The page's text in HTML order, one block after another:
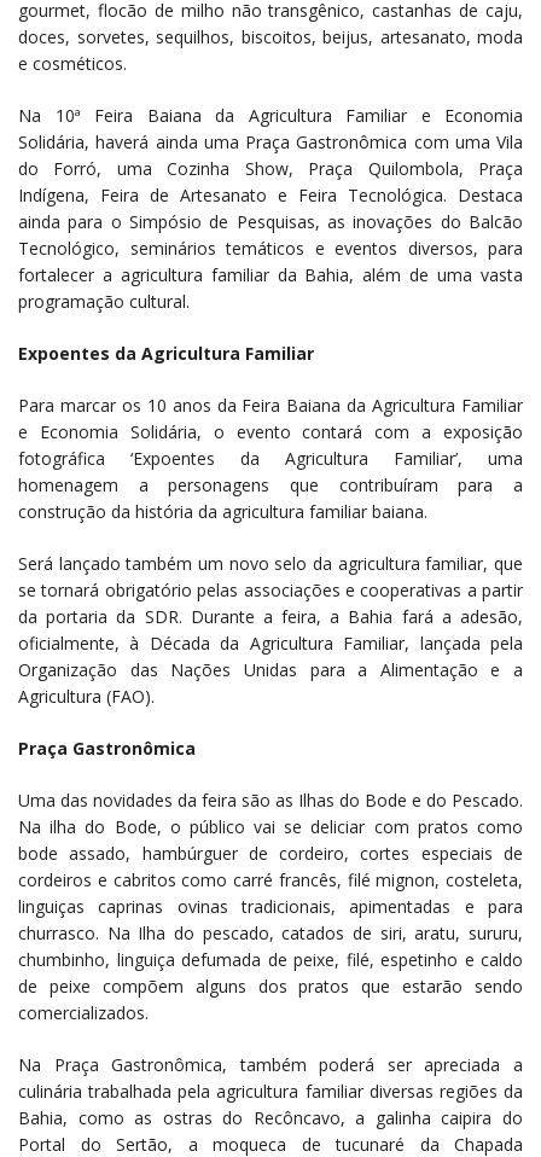
gourmet, flocão de milho não transgênico, castanhas de caju,
doces, sorvetes, sequilhos, biscoitos, beijus, artesanato, moda
e cosméticos.
Na 10ª Feira Baiana da Agricultura Familiar e Economia
Solidária, haverá ainda uma Praça Gastronômica com uma Vila
do Forró, uma Cozinha Show, Praça Quilombola, Praça
Indígena, Feira de Artesanato e Feira Tecnológica. Destaca
ainda para o Simpósio de Pesquisas, as inovações do Balcão
Tecnológico, seminários temáticos e eventos diversos, para
fortalecer a agricultura familiar da Bahia, além de uma vasta
programação cultural.
Expoentes da Agricultura Familiar
Para marcar os 10 anos da Feira Baiana da Agricultura Familiar
e Economia Solidária, o evento contará com a exposição
fotográfica ‘Expoentes da Agricultura Familiar’, uma
homenagem a personagens que contribuíram para a
construção da história da agricultura familiar baiana.
Será lançado também um novo selo da agricultura familiar, que
se tornará obrigatório pelas associações e cooperativas a partir
da portaria da SDR. Durante a feira, a Bahia fará a adesão,
oficialmente, à Década da Agricultura Familiar, lançada pela
Organização das Nações Unidas para a Alimentação e a
Agricultura (FAO).
Praça Gastronômica
Uma das novidades da feira são as Ilhas do Bode e do Pescado.
Na ilha do Bode, o público vai se deliciar com pratos como
bode assado, hambúrguer de cordeiro, cortes especiais de
cordeiros e cabritos como carré francês, filé mignon, costeleta,
linguiças caprinas ovinas tradicionais, apimentadas e para
churrasco. Na Ilha do pescado, catados de siri, aratu, sururu,
chumbinho, linguiça defumada de peixe, filé, espetinho e caldo
de peixe compõem alguns dos pratos que estarão sendo
comercializados.
Na Praça Gastronômica, também poderá ser apreciada a
culinária trabalhada pela agricultura familiar diversas regiões da
Bahia, como as ostras do Recôncavo, a galinha caipira do
Portal do Sertão, a moqueca de tucunaré da Chapada